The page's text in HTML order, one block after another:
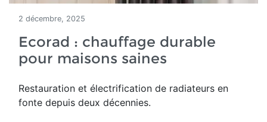
2 décembre, 2025
Ecorad : chauffage durable
pour maisons saines
Restauration et électrification de radiateurs en
fonte depuis deux décennies.